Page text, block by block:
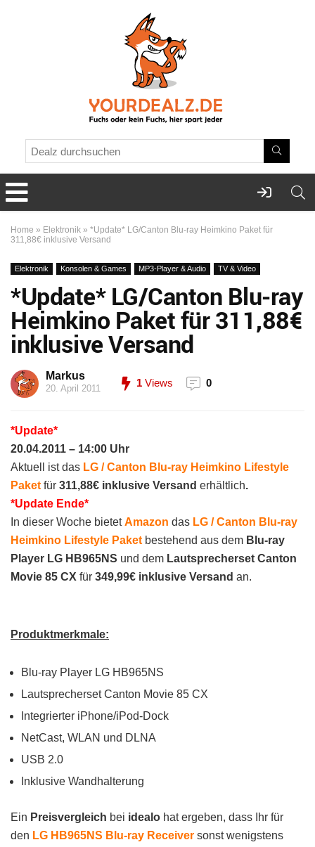
Home » Elektronik » *Update* LG/Canton Blu-ray Heimkino Paket für
311,88€ inklusive Versand
Elektronik Konsolen & Games MP3-Player & Audio TV & Video
*Update* LG/Canton Blu-ray
Heimkino Paket für 311,88€
inklusive Versand
Markus
20. April 2011 1 Views 0
*Update*
20.04.2011 – 14:00 Uhr
Aktuell ist das LG / Canton Blu-ray Heimkino Lifestyle
Paket für 311,88€ inklusive Versand erhältlich.
*Update Ende*
In dieser Woche bietetAmazon das LG / Canton Blu-ray
Heimkino Lifestyle Paket bestehend aus dem Blu-ray
Player LG HB965NS und dem Lautsprecherset Canton
Movie 85 CX für 349,99€ inklusive Versand an.
Produktmerkmale:
Blu-ray Player LG HB965NS
Lautsprecherset Canton Movie 85 CX
Integrierter iPhone/iPod-Dock
NetCast, WLAN und DLNA
USB 2.0
Inklusive Wandhalterung
Ein Preisvergleich bei idealo hat ergeben, dass Ihr für
den LG HB965NS Blu-ray Receiver sonst wenigstens